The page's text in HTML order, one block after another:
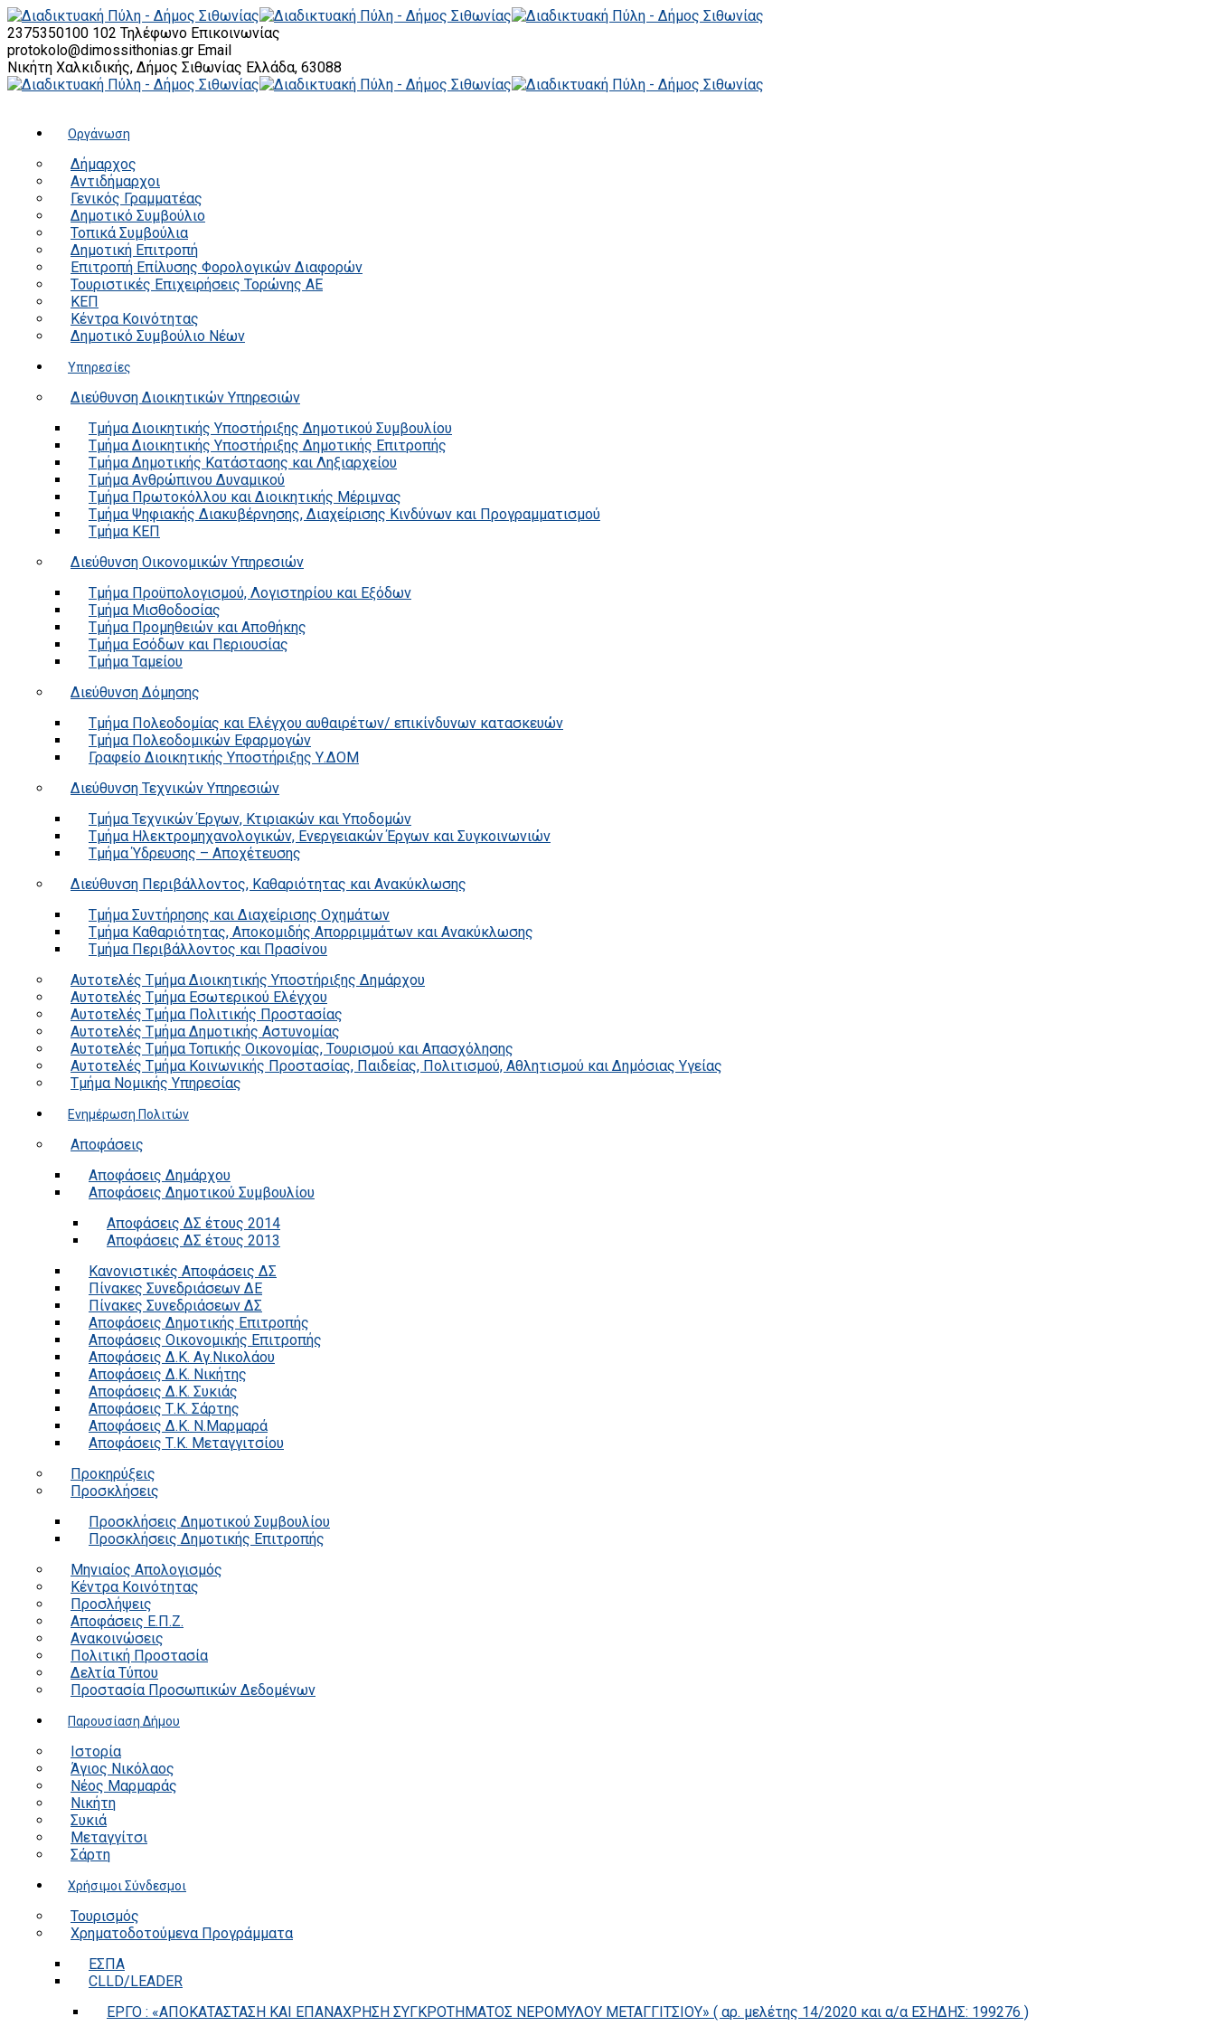
2375350100 102 Τηλέφωνο Επικοινωνίας
protokolo@dimossithonias.gr Email
Νικήτη Χαλκιδικής, Δήμος Σιθωνίας Ελλάδα, 63088
Οργάνωση
Δήμαρχος
Αντιδήμαρχοι
Γενικός Γραμματέας
Δημοτικό Συμβούλιο
Τοπικά Συμβούλια
Δημοτική Επιτροπή
Επιτροπή Επίλυσης Φορολογικών Διαφορών
Τουριστικές Επιχειρήσεις Τορώνης ΑΕ
ΚΕΠ
Κέντρα Κοινότητας
Δημοτικό Συμβούλιο Νέων
Υπηρεσίες
Διεύθυνση Διοικητικών Υπηρεσιών
Τμήμα Διοικητικής Υποστήριξης Δημοτικού Συμβουλίου
Τμήμα Διοικητικής Υποστήριξης Δημοτικής Επιτροπής
Τμήμα Δημοτικής Κατάστασης και Ληξιαρχείου
Τμήμα Ανθρώπινου Δυναμικού
Τμήμα Πρωτοκόλλου και Διοικητικής Μέριμνας
Τμήμα Ψηφιακής Διακυβέρνησης, Διαχείρισης Κινδύνων και Προγραμματισμού
Τμήμα ΚΕΠ
Διεύθυνση Οικονομικών Υπηρεσιών
Τμήμα Προϋπολογισμού, Λογιστηρίου και Εξόδων
Τμήμα Μισθοδοσίας
Τμήμα Προμηθειών και Αποθήκης
Τμήμα Εσόδων και Περιουσίας
Τμήμα Ταμείου
Διεύθυνση Δόμησης
Τμήμα Πολεοδομίας και Ελέγχου αυθαιρέτων/ επικίνδυνων κατασκευών
Τμήμα Πολεοδομικών Εφαρμογών
Γραφείο Διοικητικής Υποστήριξης Υ.ΔΟΜ
Διεύθυνση Τεχνικών Υπηρεσιών
Τμήμα Τεχνικών Έργων, Κτιριακών και Υποδομών
Τμήμα Ηλεκτρομηχανολογικών, Ενεργειακών Έργων και Συγκοινωνιών
Τμήμα Ύδρευσης – Αποχέτευσης
Διεύθυνση Περιβάλλοντος, Καθαριότητας και Ανακύκλωσης
Τμήμα Συντήρησης και Διαχείρισης Οχημάτων
Τμήμα Καθαριότητας, Αποκομιδής Απορριμμάτων και Ανακύκλωσης
Τμήμα Περιβάλλοντος και Πρασίνου
Αυτοτελές Τμήμα Διοικητικής Υποστήριξης Δημάρχου
Αυτοτελές Τμήμα Εσωτερικού Ελέγχου
Αυτοτελές Τμήμα Πολιτικής Προστασίας
Αυτοτελές Τμήμα Δημοτικής Αστυνομίας
Αυτοτελές Τμήμα Τοπικής Οικονομίας, Τουρισμού και Απασχόλησης
Αυτοτελές Τμήμα Κοινωνικής Προστασίας, Παιδείας, Πολιτισμού, Αθλητισμού και Δημόσιας Υγείας
Τμήμα Νομικής Υπηρεσίας
Ενημέρωση Πολιτών
Αποφάσεις
Αποφάσεις Δημάρχου
Αποφάσεις Δημοτικού Συμβουλίου
Αποφάσεις ΔΣ έτους 2014
Αποφάσεις ΔΣ έτους 2013
Κανονιστικές Αποφάσεις ΔΣ
Πίνακες Συνεδριάσεων ΔΕ
Πίνακες Συνεδριάσεων ΔΣ
Αποφάσεις Δημοτικής Επιτροπής
Αποφάσεις Οικονομικής Επιτροπής
Αποφάσεις Δ.Κ. Αγ.Νικολάου
Αποφάσεις Δ.Κ. Νικήτης
Αποφάσεις Δ.Κ. Συκιάς
Αποφάσεις Τ.Κ. Σάρτης
Αποφάσεις Δ.Κ. Ν.Μαρμαρά
Αποφάσεις Τ.Κ. Μεταγγιτσίου
Προκηρύξεις
Προσκλήσεις
Προσκλήσεις Δημοτικού Συμβουλίου
Προσκλήσεις Δημοτικής Επιτροπής
Μηνιαίος Απολογισμός
Κέντρα Κοινότητας
Προσλήψεις
Αποφάσεις Ε.Π.Ζ.
Ανακοινώσεις
Πολιτική Προστασία
Δελτία Τύπου
Προστασία Προσωπικών Δεδομένων
Παρουσίαση Δήμου
Ιστορία
Άγιος Νικόλαος
Νέος Μαρμαράς
Νικήτη
Συκιά
Μεταγγίτσι
Σάρτη
Χρήσιμοι Σύνδεσμοι
Τουρισμός
Χρηματοδοτούμενα Προγράμματα
ΕΣΠΑ
CLLD/LEADER
ΕΡΓΟ : «ΑΠΟΚΑΤΑΣΤΑΣΗ ΚΑΙ ΕΠΑΝΑΧΡΗΣΗ ΣΥΓΚΡΟΤΗΜΑΤΟΣ ΝΕΡΟΜΥΛΟΥ ΜΕΤΑΓΓΙΤΣΙΟΥ» ( αρ. μελέτης 14/2020 και α/α ΕΣΗΔΗΣ: 199276 )